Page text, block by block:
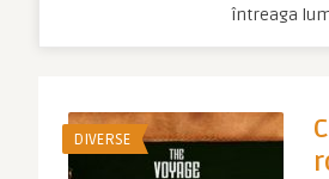
întreaga
DIVERSE